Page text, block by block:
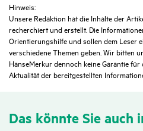
Hinweis:
Unsere Redaktion hat die Inhalte der
recherchiert und erstellt. Die
Orientierungshilfe und sollen dem Leser
verschiedene Themen geben. Wir bitten
HanseMerkur dennoch keine Garantie
Aktualität der bereitgestellten
Das könnte Sie auch